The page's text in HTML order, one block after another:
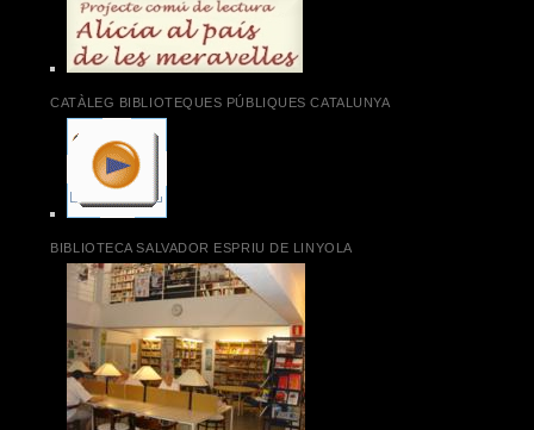
CATÀLEG BIBLIOTEQUES PÚBLIQUES CATALUNYA
BIBLIOTECA SALVADOR ESPRIU DE LINYOLA